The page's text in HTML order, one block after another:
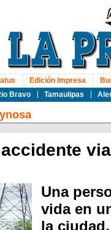
Bravo Tamaulipas
Edición Impresa
Una
vida en
la